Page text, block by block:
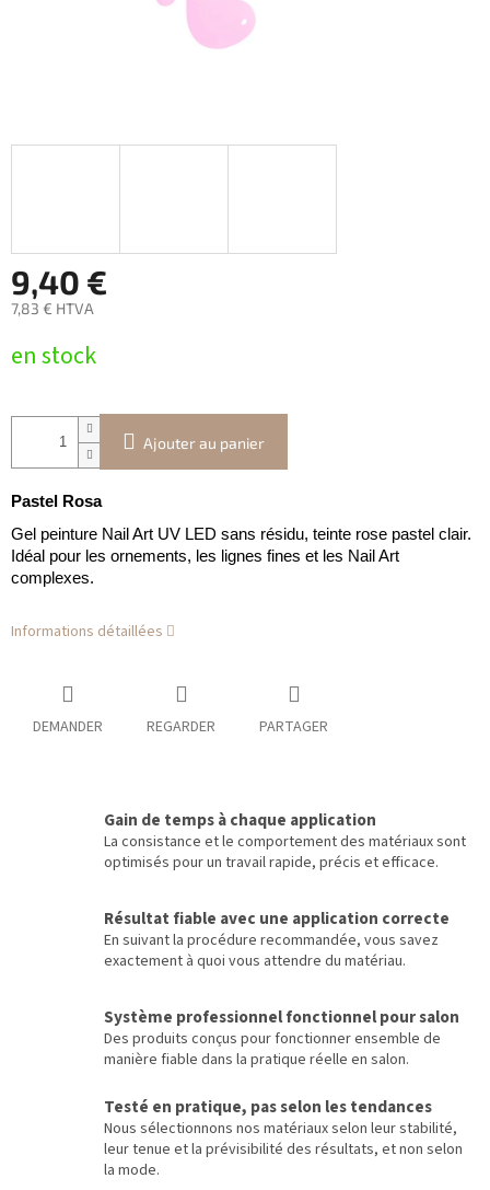
9,40 €
7,83 € HTVA
de
en stock
Ajouter au panier
Pastel Rosa
Gel peinture Nail Art UV LED sans résidu, teinte rose pastel clair.
Idéal pour les ornements, les lignes fines et les Nail Art
complexes.
Informations détaillées
DEMANDER REGARDER PARTAGER
Gain de temps à chaque application
La consistance et le comportement des matériaux sont
optimisés pour un travail rapide, précis et efficace.
Résultat fiable avec une application correcte
En suivant la procédure recommandée, vous savez
exactement à quoi vous attendre du matériau.
Système professionnel fonctionnel pour salon
Des produits conçus pour fonctionner ensemble de
manière fiable dans la pratique réelle en salon.
Testé en pratique, pas selon les tendances
Nous sélectionnons nos matériaux selon leur stabilité,
leur tenue et la prévisibilité des résultats, et non selon
la mode.